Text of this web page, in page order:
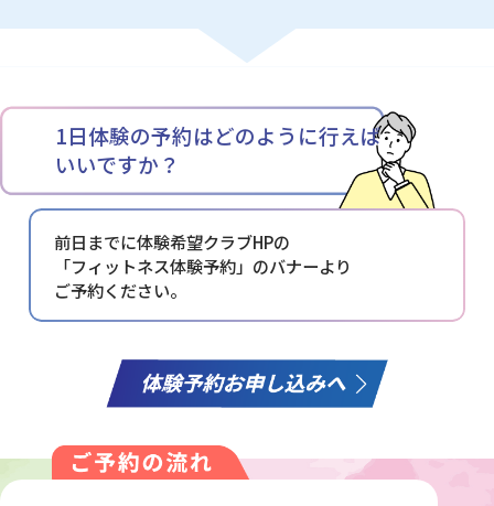
1日体験の予約はどのように行えば
いいですか？
前日までに体験希望クラブHPの
「フィットネス体験予約」のバナーより
ご予約ください。